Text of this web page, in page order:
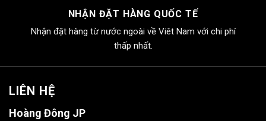
NHẬN ĐẶT HÀNG QUỐC TẾ
Nhận đặt hàng từ nước ngoài về Viêt Nam với chi phí
thấp nhất.
LIÊN HỆ
Hoàng Đông JP